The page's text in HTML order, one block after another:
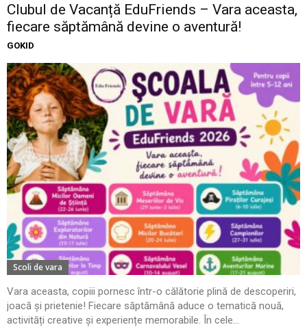
Clubul de Vacanță EduFriends – Vara aceasta,
fiecare săptămână devine o aventură!
GOKID
Scoli de vara
Vara aceasta, copiii pornesc într-o călătorie plină de descoperiri,
joacă și prietenie! Fiecare săptămână aduce o tematică nouă,
activități creative și experiențe memorabile. În cele...